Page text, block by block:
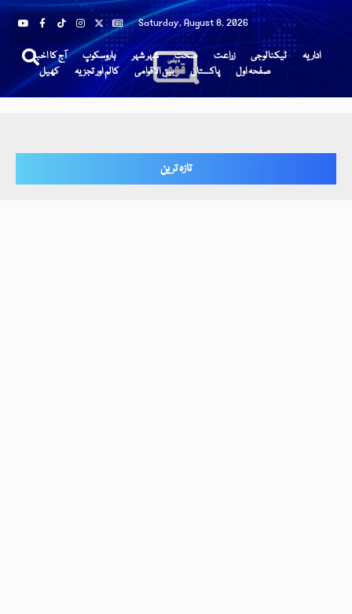
Saturday, August 8, 2026
آج کا اخبار ہاروسکوپ شہر شہر صحت زراعت ٹیکنالوجی
اداریہ
کھیل
کالم اور تجزیہ بین الاقوامی پاکستان صفحہ اول
تازہ ترین